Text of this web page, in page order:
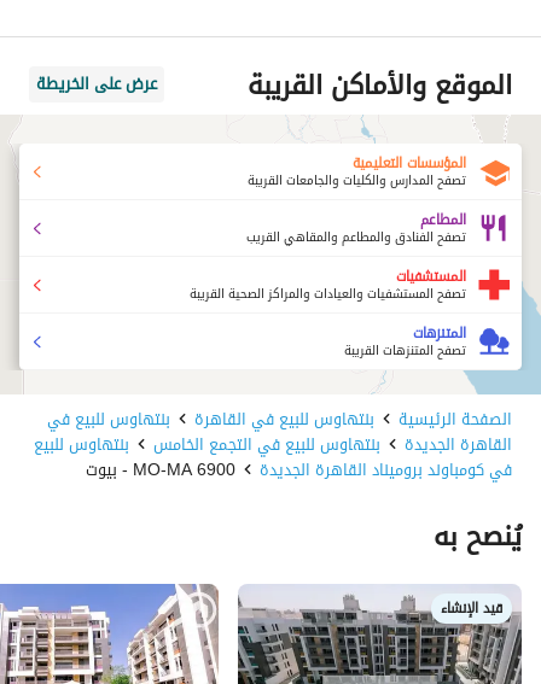
الموقع والأماكن القريبة عرض على الخريطة
المؤسسات التعليمية
تصفح المدارس والكليات والجامعات القريبة
المطاعم
تصفح الفنادق والمطاعم والمقاهي القريب
المستشفيات
تصفح المستشفيات والعيادات والمراكز الصحية القريبة
المتنزهات
تصفح المتنزهات القريبة
الصفحة الرئيسية بنتهاوس للبيع في القاهرة بنتهاوس للبيع في
القاهرة الجديدة بنتهاوس للبيع في التجمع الخامس بنتهاوس للبيع
في كومباوند بروميناد القاهرة الجديدة MO-MA 6900 - بيوت
يُنصح به
قيد الإنشاء